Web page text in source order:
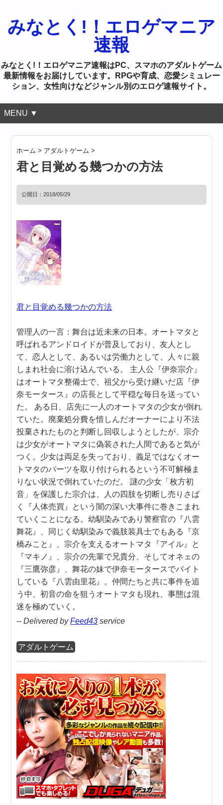
みなとく!！エロゲマニア
速報
みなとく!！エロゲマニア速報はPC、スマホのアダルトゲーム
最新情報をお届けしています。RPGや育成、恋愛シミュレー
ション、女性向けなどジャンル別のエロゲ速報サイト。
MENU ▼
ホーム > アダルトゲーム >
君と目覚める幾つかの方法
公開日：2018/05/29
君と目覚める幾つかの方法
管理人の一言：舞台は近未来の日本。オートマタと
呼ばれるアンドロイドが普及しており、友人とし
て、恋人として、あるいは労働力として、人々に親
しまれ社会に溶け込んでいる。 主人公『伊奈宗介』
はオートマタ整備士で、祖父から受け継いだ店『伊
奈モータース』の店長として平穏な毎日を送ってい
た。 ある日、店先に一人のオートマタの少女が倒れ
ていた。廃棄処分費を惜しんだオーナーにより不法
投棄されたものと判断し回収しようとしたが、宗介
は少女がオートマタに偽装された人間であると気が
つく。少女は両足を失っており、義足ではなくオー
トマタのパーツを取り付けられるという不可解極ま
りない状況で倒れていたのだ。 謎の少女「枚方初
音」を保護した宗介は、人の四肢を切断し売りさば
く『人体売買』という闇の深い大事件に巻きこまれ
ていくことになる。幼馴染みであり警察官の『八雲
舞花』、同じく幼馴染みで義肢装具士でもある『京
橋みこと』、宗介を支えるオートマタ『アイル』と
『マキノ』、宗介の先輩で兄貴分、そしてオネェの
『三鷹弥彦』、舞花の妹で伊奈モータースでバイト
している『八雲由里花』。仲間たちと共に事件を追
う中、初音の命を狙うオートマタも現れ、事態は混
迷を極めていく。
-- Delivered byFeed43 service
アダルトゲーム